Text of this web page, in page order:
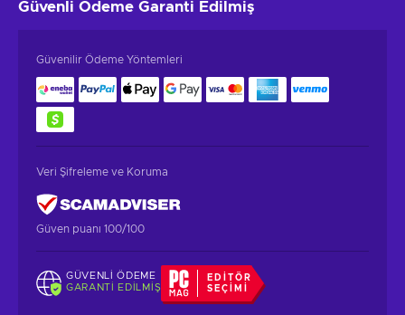
Güvenli Ödeme Garanti Edilmiş
Güvenilir Ödeme Yöntemleri
Veri Şifreleme ve Koruma
Güven puanı 100/100
GÜVENLI ÖDEME
GARANTI EDILMIŞ
EDITÖR
SEÇIMI